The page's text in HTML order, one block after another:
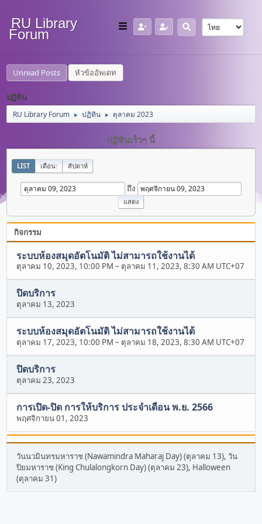
RU Library
Forum
Unread Posts หัวข้ออัพเดท
ปฏิทิน
RU Library Forum ► ปฏิทิน ► ตุลาคม 2023
ปฏิทินเร็วๆ นี้
LIST เดือน: สัปดาห์
ถึง
กิจกรรม
ระบบห้องสมุดอัตโนมัติ ไม่สามารถใช้งานได้
ตุลาคม 10, 2023, 10:00 PM – ตุลาคม 11, 2023, 8:30 AM UTC+07
ปิดบริการ
ตุลาคม 13, 2023
ระบบห้องสมุดอัตโนมัติ ไม่สามารถใช้งานได้
ตุลาคม 17, 2023, 10:00 PM – ตุลาคม 18, 2023, 8:30 AM UTC+07
ปิดบริการ
ตุลาคม 23, 2023
การเปิด-ปิด การให้บริการ ประจำเดือน พ.ย. 2566
พฤศจิกายน 01, 2023
วันนวมินทรมหาราช (Nawamindra Maharaj Day) (ตุลาคม 13), วัน
ปิยมหาราช (King Chulalongkorn Day) (ตุลาคม 23), Halloween
(ตุลาคม 31)